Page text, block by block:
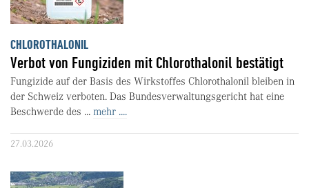
CHLOROTHALONIL
Verbot von Fungiziden mit Chlorothalonil bestätigt
Fungizide auf der Basis des Wirkstoffes Chlorothalonil bleiben in
der Schweiz verboten. Das Bundesverwaltungsgericht hat eine
Beschwerde des ... mehr ....
27.03.2026